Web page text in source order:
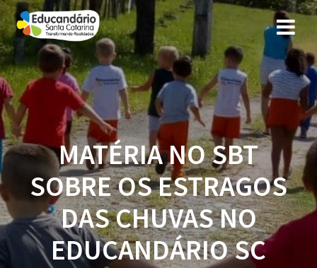
MATÉRIA NO SBT
SOBRE OS ESTRAGOS
DAS CHUVAS NO
EDUCANDÁRIO SC